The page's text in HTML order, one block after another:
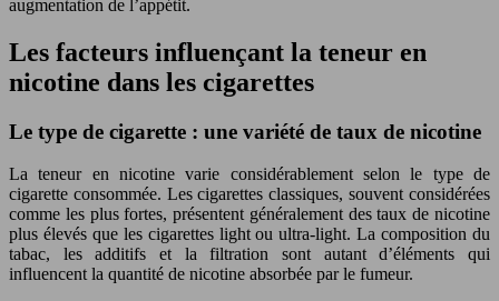
augmentation de l’appétit.
Les facteurs influençant la teneur en
nicotine dans les cigarettes
Le type de cigarette : une variété de taux de nicotine
La teneur en nicotine varie considérablement selon le type de
cigarette consommée. Les cigarettes classiques, souvent considérées
comme les plus fortes, présentent généralement des taux de nicotine
plus élevés que les cigarettes light ou ultra-light. La composition du
tabac, les additifs et la filtration sont autant d’éléments qui
influencent la quantité de nicotine absorbée par le fumeur.